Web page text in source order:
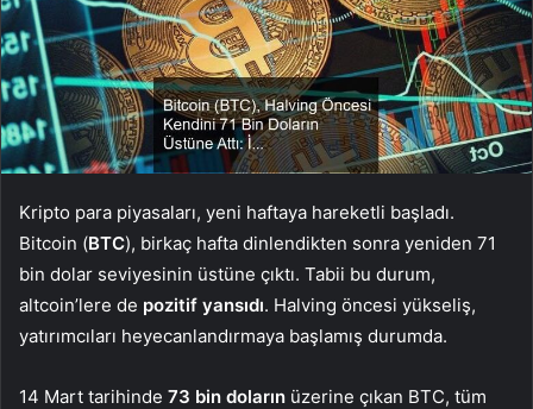
Kripto para piyasaları, yeni haftaya hareketli başladı.
Bitcoin (BTC), birkaç hafta dinlendikten sonra yeniden 71
bin dolar seviyesinin üstüne çıktı. Tabii bu durum,
altcoin’lere de pozitif yansıdı. Halving öncesi yükseliş,
yatırımcıları heyecanlandırmaya başlamış durumda.
14 Mart tarihinde 73 bin doların üzerine çıkan BTC, tüm